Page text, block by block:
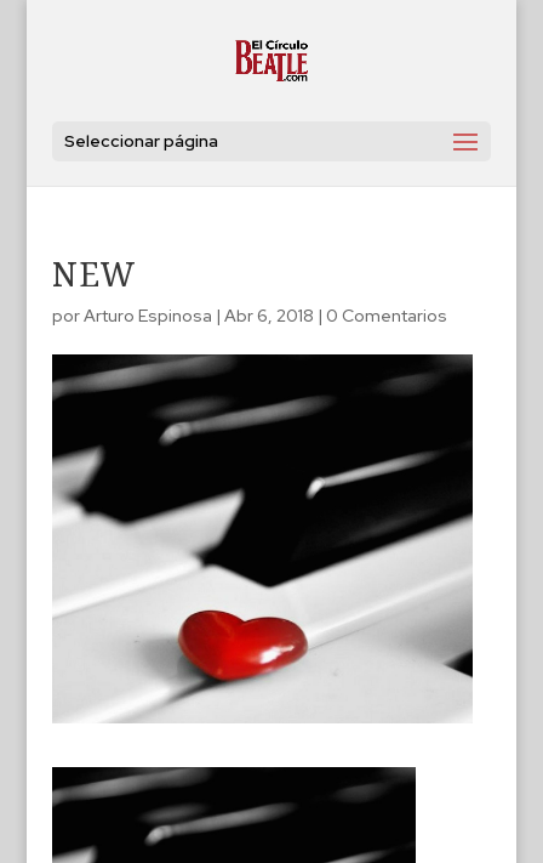
Seleccionar página
NEW
porArturo Espinosa | Abr 6, 2018 | 0 Comentarios